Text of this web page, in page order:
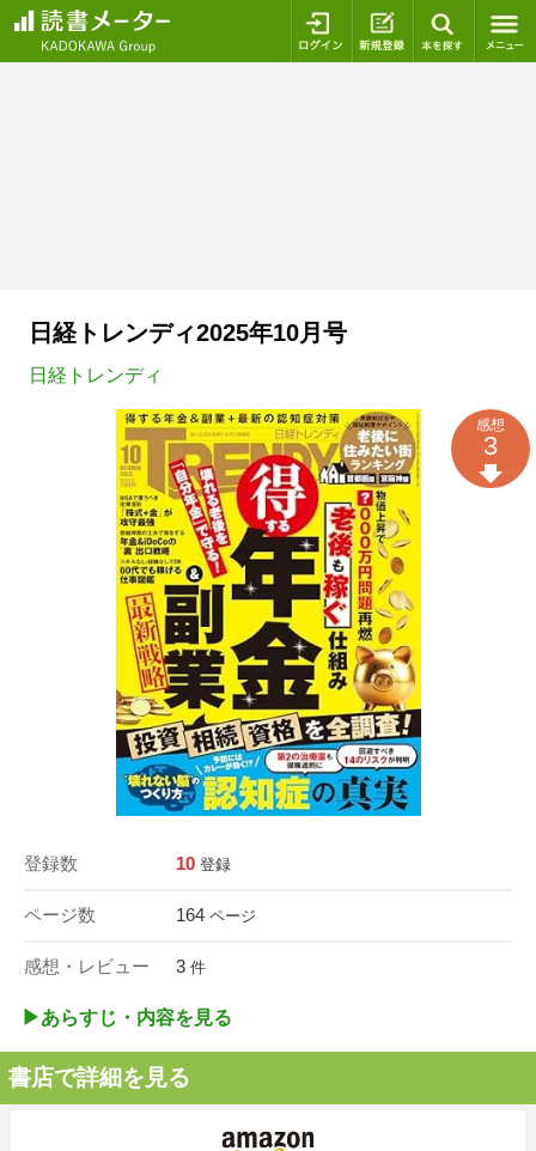
ログイン 新規登録
日経トレンディ2025年10月号
日経トレンディ
登録数 10 登録
ページ数 164 ページ
感想・レビュー 3 件
感想
3
▶︎あらすじ・内容を見る
書店で詳細を見る